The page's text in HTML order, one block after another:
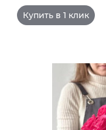
Купить в 1 клик